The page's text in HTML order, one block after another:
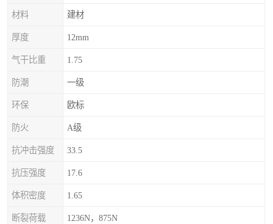
材料 建材
厚度 12mm
气干比重 1.75
防潮 一级
环保 欧标
防火 A级
抗冲击强度 33.5
抗压强度 17.6
体积密度 1.65
断裂荷载 1236N，875N